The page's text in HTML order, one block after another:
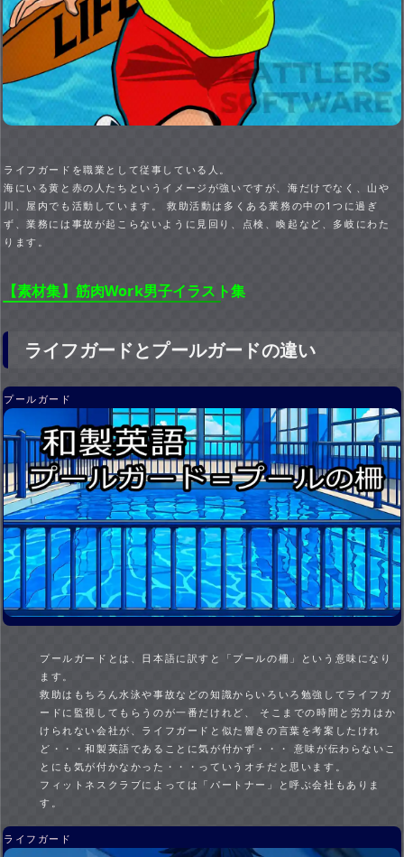
ライフガードを職業として従事している人。
海にいる黄と赤の人たちというイメージが強いですが、海だけでなく、山や
川、屋内でも活動しています。 救助活動は多くある業務の中の1つに過ぎ
ず、業務には事故が起こらないように見回り、点検、喚起など、多岐にわた
ります。
【素材集】筋肉Work男子イラスト集
ライフガードとプールガードの違い
プールガード
プールガードとは、日本語に訳すと「プールの柵」という意味になり
ます。
救助はもちろん水泳や事故などの知識からいろいろ勉強してライフガ
ードに監視してもらうのが一番だけれど、 そこまでの時間と労力はか
けられない会社が、ライフガードと似た響きの言葉を考案したけれ
ど・・・和製英語であることに気が付かず・・・ 意味が伝わらないこ
とにも気が付かなかった・・・っていうオチだと思います。
フィットネスクラブによっては「パートナー」と呼ぶ会社もありま
す。
ライフガード